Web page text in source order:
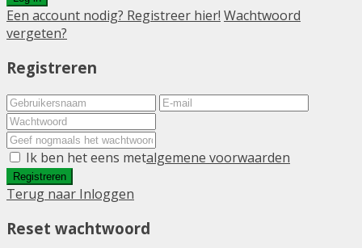
Een account nodig? Registreer hier! Wachtwoord
vergeten?
Registreren
Ik ben het eens metalgemene voorwaarden
Registreren
Terug naar Inloggen
Reset wachtwoord